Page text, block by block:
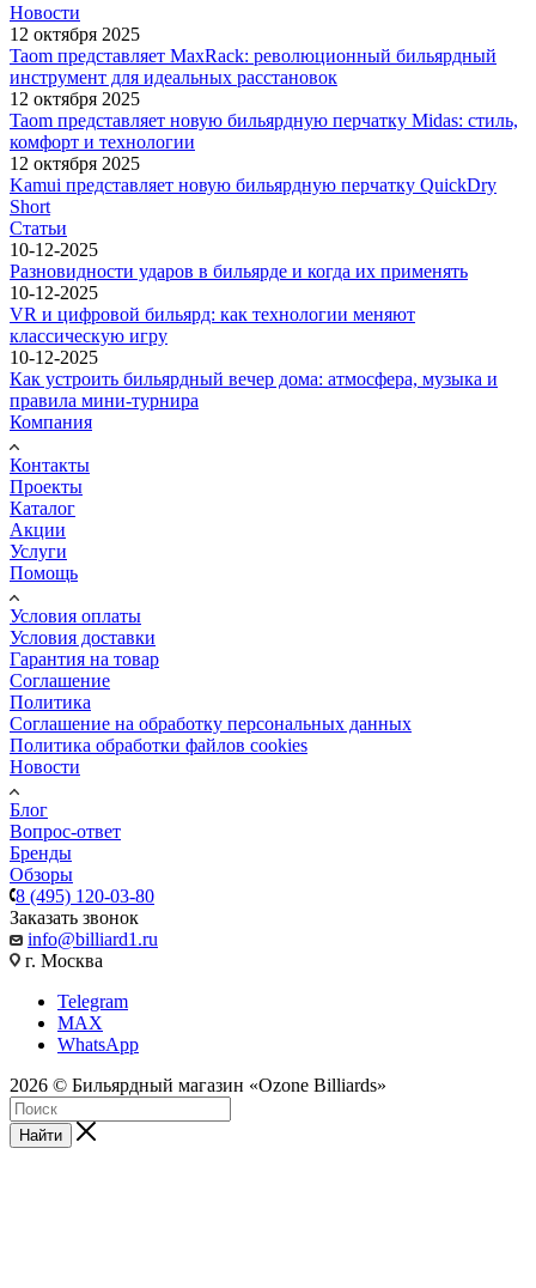
Новости
12 октября 2025
Taom представляет MaxRack: революционный бильярдный
инструмент для идеальных расстановок
12 октября 2025
Taom представляет новую бильярдную перчатку Midas: стиль,
комфорт и технологии
12 октября 2025
Kamui представляет новую бильярдную перчатку QuickDry
Short
Статьи
10-12-2025
Разновидности ударов в бильярде и когда их применять
10-12-2025
VR и цифровой бильярд: как технологии меняют
классическую игру
10-12-2025
Как устроить бильярдный вечер дома: атмосфера, музыка и
правила мини-турнира
Компания
Контакты
Проекты
Каталог
Акции
Услуги
Помощь
Условия оплаты
Условия доставки
Гарантия на товар
Соглашение
Политика
Соглашение на обработку персональных данных
Политика обработки файлов cookies
Новости
Блог
Вопрос-ответ
Бренды
Обзоры
8 (495) 120-03-80
Заказать звонок
info@billiard1.ru
г. Москва
Telegram
MAX
WhatsApp
2026 © Бильярдный магазин «Ozone Billiards»
Найти